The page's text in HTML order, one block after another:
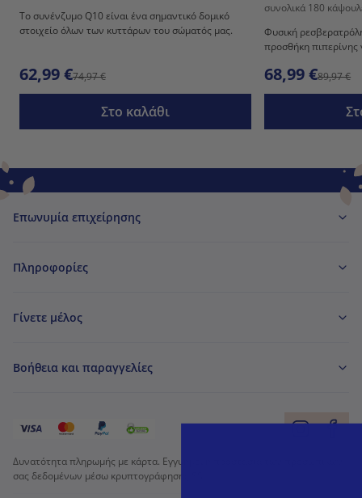
Το συνένζυμο Q10 είναι ένα σημαντικό δομικό
στοιχείο όλων των κυττάρων του σώματός μας.
62,99 €74,97 €
Στο καλάθι
συνολικά 180
Φυσική
προσθήκη πιπερίνης
68,99 €89,97 €
Επωνυμία επιχείρησης
Πληροφορίες
Γίνετε μέλος
Βοήθεια και παραγγελίες
Δυνατότητα πληρωμής με κάρτα. Εγγυημένη προστασία των προσωπικών
σας δεδομένων μέσω κρυπτογράφησης SSL.